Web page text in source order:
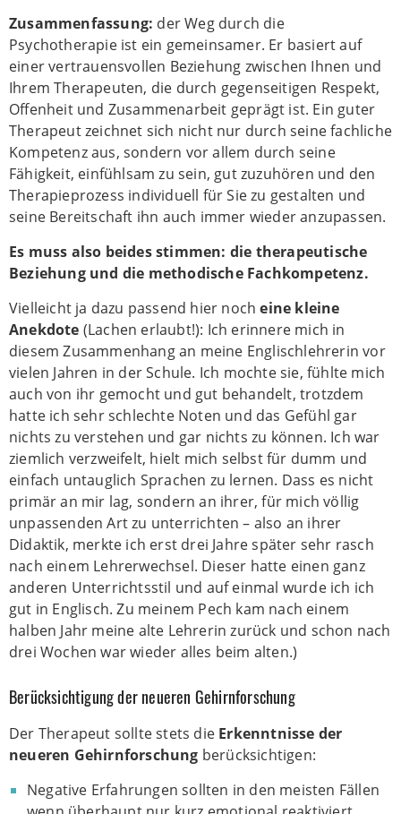
Zusammenfassung: der Weg durch die
Psychotherapie ist ein gemeinsamer. Er basiert auf
einer vertrauensvollen Beziehung zwischen Ihnen und
Ihrem Therapeuten, die durch gegenseitigen Respekt,
Offenheit und Zusammenarbeit geprägt ist. Ein guter
Therapeut zeichnet sich nicht nur durch seine fachliche
Kompetenz aus, sondern vor allem durch seine
Fähigkeit, einfühlsam zu sein, gut zuzuhören und den
Therapieprozess individuell für Sie zu gestalten und
seine Bereitschaft ihn auch immer wieder anzupassen.
Es muss also beides stimmen: die therapeutische
Beziehung und die methodische Fachkompetenz.
Vielleicht ja dazu passend hier nocheine kleine
Anekdote (Lachen erlaubt!): Ich erinnere mich in
diesem Zusammenhang an meine Englischlehrerin vor
vielen Jahren in der Schule. Ich mochte sie, fühlte mich
auch von ihr gemocht und gut behandelt, trotzdem
hatte ich sehr schlechte Noten und das Gefühl gar
nichts zu verstehen und gar nichts zu können. Ich war
ziemlich verzweifelt, hielt mich selbst für dumm und
einfach untauglich Sprachen zu lernen. Dass es nicht
primär an mir lag, sondern an ihrer, für mich völlig
unpassenden Art zu unterrichten– also an ihrer
Didaktik, merkte ich erst drei Jahre später sehr rasch
nach einem Lehrerwechsel. Dieser hatte einen ganz
anderen Unterrichtsstil und auf einmal wurde ich ich
gut in Englisch. Zu meinem Pech kam nach einem
halben Jahr meine alte Lehrerin zurück und schon nach
drei Wochen war wieder alles beim alten.)
Berücksichtigung der neueren Gehirnforschung
Der Therapeut sollte stets die Erkenntnisse der
neueren Gehirnforschung berücksichtigen:
Negative Erfahrungen sollten in den meisten Fällen